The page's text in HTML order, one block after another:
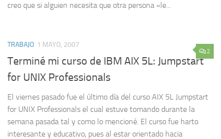
creo que si alguien necesita que otra persona «le...
2
TRABAJO 1 MAYO, 2007
Terminé mi curso de IBM AIX 5L: Jumpstart
for UNIX Professionals
El viernes pasado fue el último día del curso AIX 5L Jumpstart
for UNIX Professionals el cual estuve tomando durante la
semana pasada tal y como lo mencioné. El curso fue harto
interesante y educativo, pues al estar orientado hacia